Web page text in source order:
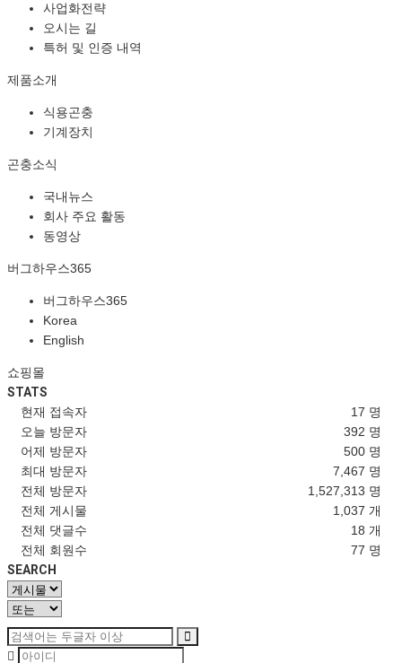
사업화전략
오시는 길
특허 및 인증 내역
제품소개
식용곤충
기계장치
곤충소식
국내뉴스
회사 주요 활동
동영상
버그하우스365
버그하우스365
Korea
English
쇼핑몰
STATS
17 명
현재 접속자
392 명
오늘 방문자
500 명
어제 방문자
7,467 명
최대 방문자
1,527,313 명
전체 방문자
1,037 개
전체 게시물
18 개
전체 댓글수
77 명
전체 회원수
SEARCH